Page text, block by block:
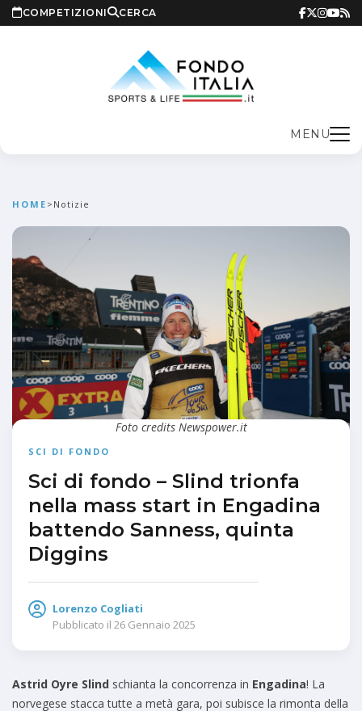
COMPETIZIONI CERCA
MENU
HOME > Notizie
SCI DI FONDO
Sci di fondo – Slind trionfa
nella mass start in Engadina
battendo Sanness, quinta
Diggins
Lorenzo Cogliati
Pubblicato il 26 Gennaio 2025
Foto credits Newspower.it
Astrid Oyre Slind schianta la concorrenza in Engadina! La
norvegese stacca tutte a metà gara, poi subisce la rimonta della